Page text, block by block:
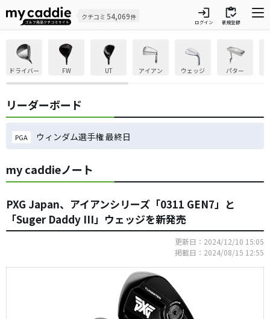
クチコミ 54,069件 login
ログイン
inventory
新規登録
ドライバー FW UT アイアン ウェッジ パター
リーダーボード
PGA ウィンダム選手権 最終日
my caddieノート
PXG Japan、アイアンシリーズ「0311 GEN7」と
「Suger Daddy III」ウェッジを新発売
更新日：2024/12/10 15:05
掲載日：2024/08/15 12:55